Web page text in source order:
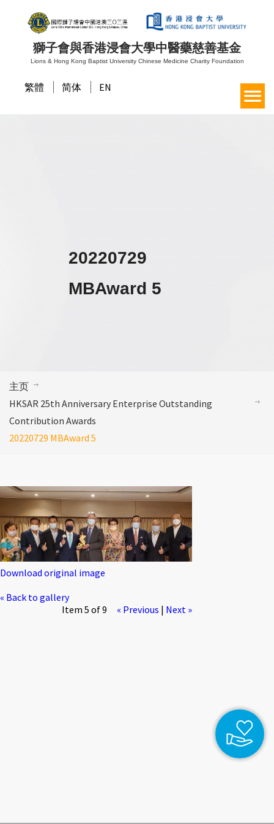
獅子會與香港浸會大學中醫藥慈善基金
Lions & Hong Kong Baptist University Chinese Medicine Charity Foundation
繁體 简体 EN
20220729
MBAward 5
主页
HKSAR 25th Anniversary Enterprise Outstanding
Contribution Awards
20220729 MBAward 5
Download original image
« Back to gallery
Item 5 of 9
« Previous | Next »